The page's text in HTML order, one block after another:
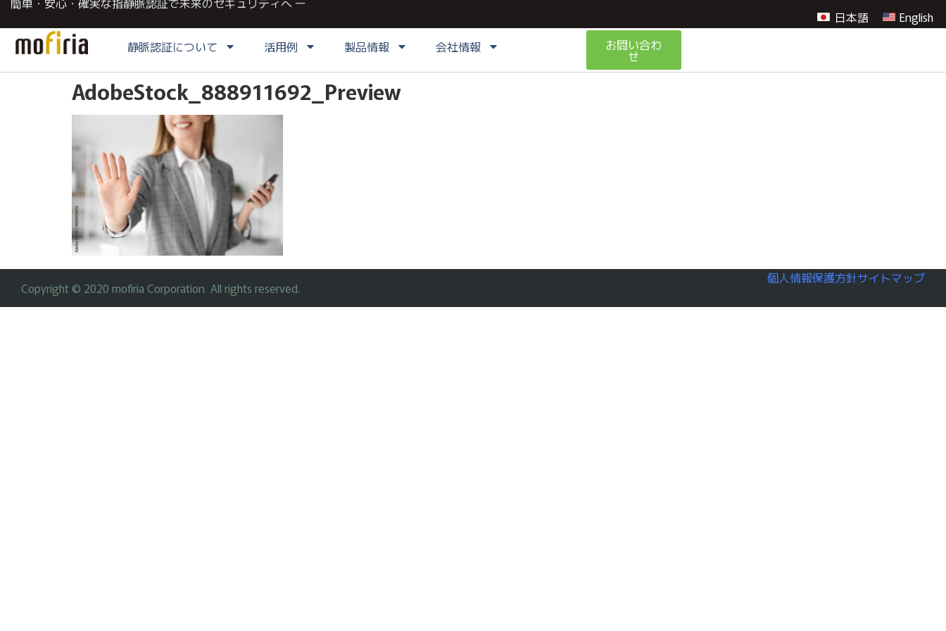
簡単・安心・確実な指静脈認証で未来のセキュリティへ ー
日本語
English
静脈認証について
活用例 製品情報 会社情報 お問い合わ
せ
AdobeStock_888911692_Preview
Copyright © 2020 mofiria Corporation All rights reserved.
サイトマップ
個人情報保護方針